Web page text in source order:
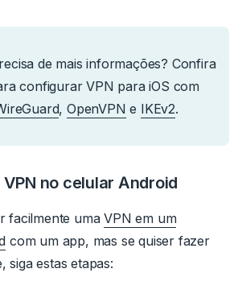
de mais informações? Confira
configurar VPN para iOS com
,OpenVPN e IKEv2.
no celular Android
facilmente umaVPN em um
com um app, mas se quiser fazer
siga estas etapas: